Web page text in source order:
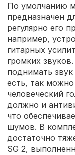
По умолчанию
предназначен
регулярно его
например,
гитарных
громких
поднимать
есть, так
человеческий
должно и
что
шумов. В
достаточно
SG 2,